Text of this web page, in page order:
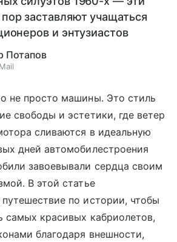
заставляют учащаться
и энтузиастов
Потапов
не просто машины. Это стиль
свободы и эстетики, где ветер
сливаются в идеальную
дней автомобилестроения
завоевывали сердца своим
В этой статье
по истории, чтобы
самых красивых кабриолетов,
благодаря внешности,